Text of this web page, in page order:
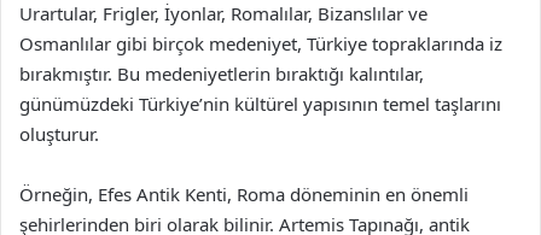
Urartular, Frigler, İyonlar, Romalılar, Bizanslılar ve
Osmanlılar gibi birçok medeniyet, Türkiye topraklarında iz
bırakmıştır. Bu medeniyetlerin bıraktığı kalıntılar,
günümüzdeki Türkiye’nin kültürel yapısının temel taşlarını
oluşturur.
Örneğin, Efes Antik Kenti, Roma döneminin en önemli
şehirlerinden biri olarak bilinir. Artemis Tapınağı, antik